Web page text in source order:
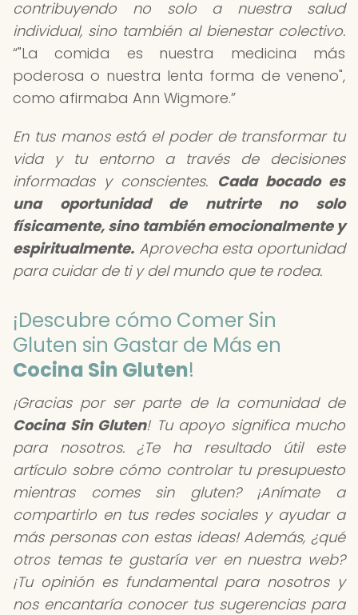
contribuyendo no solo a nuestra salud
individual, sino también al bienestar colectivo.
"La comida es nuestra medicina más
poderosa o nuestra lenta forma de veneno",
como afirmaba Ann Wigmore.
En tus manos está el poder de transformar tu
vida y tu entorno a través de decisiones
informadas y conscientes. Cada bocado es
una oportunidad de nutrirte no solo
físicamente, sino también emocionalmente y
espiritualmente. Aprovecha esta oportunidad
para cuidar de ti y del mundo que te rodea.
¡Descubre cómo Comer Sin
Gluten sin Gastar de Más en
Cocina Sin Gluten!
¡Gracias por ser parte de la comunidad de
Cocina Sin Gluten! Tu apoyo significa mucho
para nosotros. ¿Te ha resultado útil este
artículo sobre cómo controlar tu presupuesto
mientras comes sin gluten? ¡Anímate a
compartirlo en tus redes sociales y ayudar a
más personas con estas ideas! Además, ¿qué
otros temas te gustaría ver en nuestra web?
¡Tu opinión es fundamental para nosotros y
nos encantaría conocer tus sugerencias para